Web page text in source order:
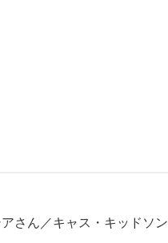
さん／キャス・キッドソン